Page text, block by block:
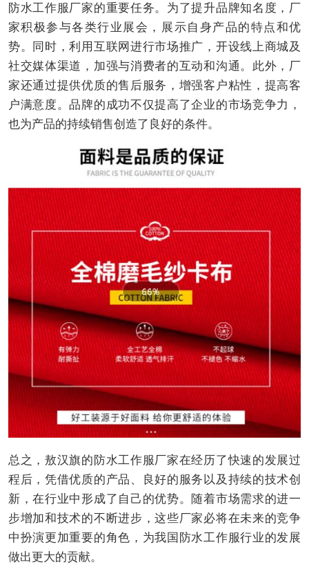
防水工作服厂家的重要任务。为了提升品牌知名度，厂
家积极参与各类行业展会，展示自身产品的特点和优
势。同时，利用互联网进行市场推广，开设线上商城及
社交媒体渠道，加强与消费者的互动和沟通。此外，厂
家还通过提供优质的售后服务，增强客户粘性，提高客
户满意度。品牌的成功不仅提高了企业的市场竞争力，
也为产品的持续销售创造了良好的条件。
总之，敖汉旗的防水工作服厂家在经历了快速的发展过
程后，凭借优质的产品、良好的服务以及持续的技术创
新，在行业中形成了自己的优势。随着市场需求的进一
步增加和技术的不断进步，这些厂家必将在未来的竞争
中扮演更加重要的角色，为我国防水工作服行业的发展
做出更大的贡献。